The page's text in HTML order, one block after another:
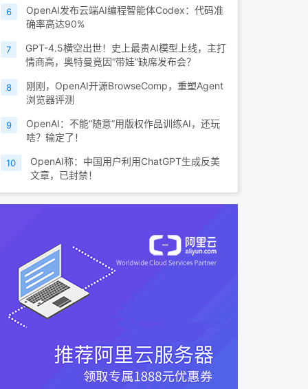
6
OpenAI发布云端AI编程智能体Codex：代码准
确率高达90%
7
GPT-4.5横空出世！史上最贵AI模型上线，主打
情商高，奥特曼竟因“带娃”缺席发布会？
8
刚刚，OpenAI开源BrowseComp，重塑Agent
浏览器评测
9
OpenAI：不能“随意”用版权作品训练AI，还玩
啥？输定了！
10
OpenAI称：中国用户利用ChatGPT生成反美
文章，已封禁！